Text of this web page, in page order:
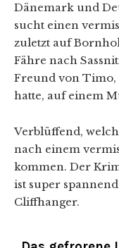
Dänemark und
sucht einen
zuletzt auf
Fähre nach
Freund von
hatte, auf einem
Verblüffend,
nach einem
kommen. Der
ist super
Cliffhanger.